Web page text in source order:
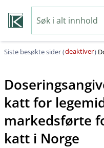
Siste besøkte sider (deaktiver)
katt for
markedsførte
katt i Norge